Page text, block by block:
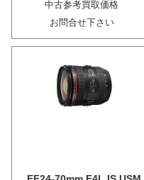
中古参考買取価格
お問合せ下さい